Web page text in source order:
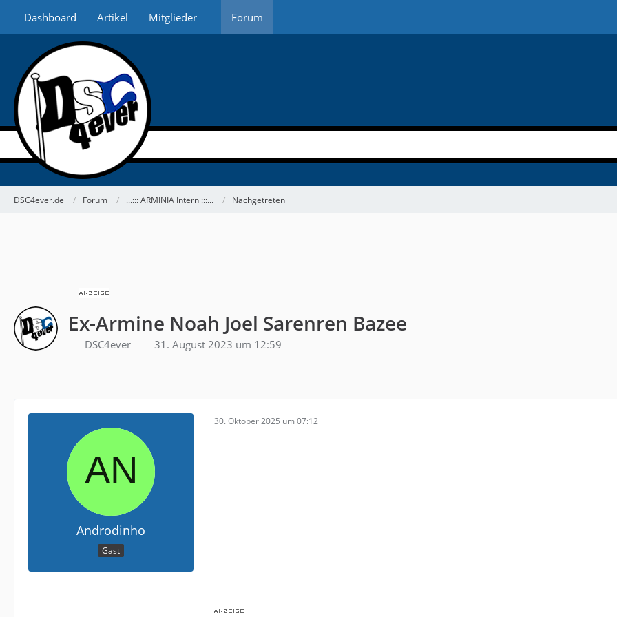
Dashboard Artikel Mitglieder Forum
DSC4ever.de Forum ...::: ARMINIA Intern :::... Nachgetreten
Ex-Armine Noah Joel Sarenren Bazee
DSC4ever 31. August 2023 um 12:59
Androdinho
Gast
30. Oktober 2025 um 07:12